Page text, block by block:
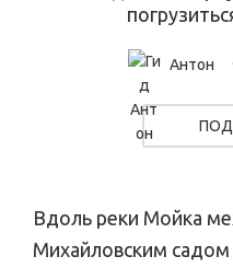
Антон
Вдоль реки Мойка
Михайловским садом